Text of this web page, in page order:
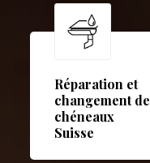
Réparation et
changement de
chéneaux
Suisse